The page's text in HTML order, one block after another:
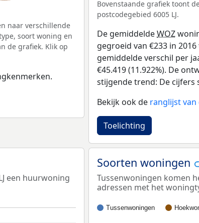
naar verschillende
soort woning en
de grafiek. Klik op
Bovenstaande grafiek toont
postcodegebied 6005 LJ.
De gemiddeldeWOZ
gegroeid van €233 in
gemiddelde verschil per
€45.419 (11.922%). De
stijgende trend: De cijfers
Bekijk ook de ranglijst
Toelichting
een huurwoning
Soorten woningen
Tussenwoningen komen
adressen met het
Tussenwoningen